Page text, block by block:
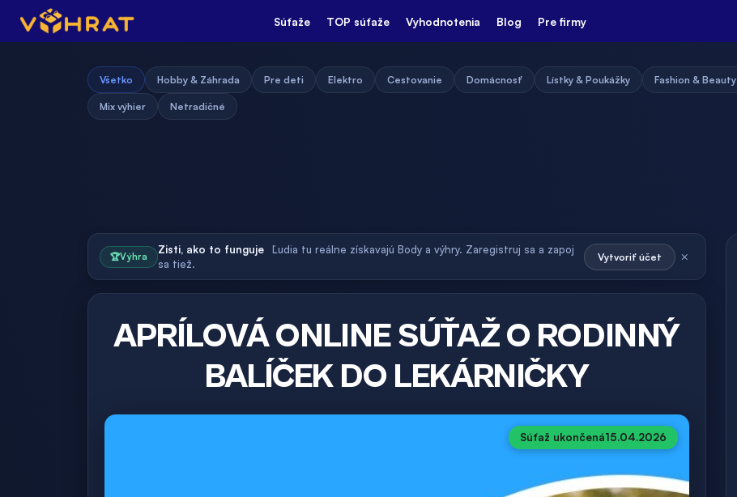
Súťaže TOP súťaže Vyhodnotenia Blog Pre firmy
Všetko Hobby & Záhrada Pre deti Elektro Cestovanie Domácnosť Lístky & Poukážky Fashion & Beauty
Mix výhier Netradičné
🏆Výhra
Zisti, ako to funguje
Ľudia tu reálne získavajú Body a výhry. Zaregistruj sa a zapoj
sa tiež.
Vytvoriť účet ×
APRÍLOVÁ ONLINE SÚŤAŽ O RODINNÝ
BALÍČEK DO LEKÁRNIČKY
Súťaž ukončená15.04.2026